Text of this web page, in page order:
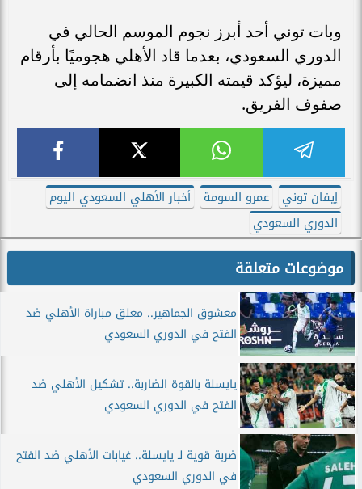
وبات توني أحد أبرز نجوم الموسم الحالي في
الدوري السعودي، بعدما قاد الأهلي هجوميًا بأرقام
مميزة، ليؤكد قيمته الكبيرة منذ انضمامه إلى
صفوف الفريق.
إيفان توني عمرو السومة
أخبار الأهلي السعودي اليوم
الدوري السعودي
موضوعات متعلقة
معشوق الجماهير.. معلق مباراة الأهلي ضد
الفتح في الدوري السعودي
يايسلة بالقوة الضاربة.. تشكيل الأهلي ضد
الفتح في الدوري السعودي
ضربة قوية لـ يايسلة.. غيابات الأهلي ضد الفتح
في الدوري السعودي